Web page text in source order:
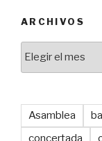
ARCHIVOS
Asamblea
concertada